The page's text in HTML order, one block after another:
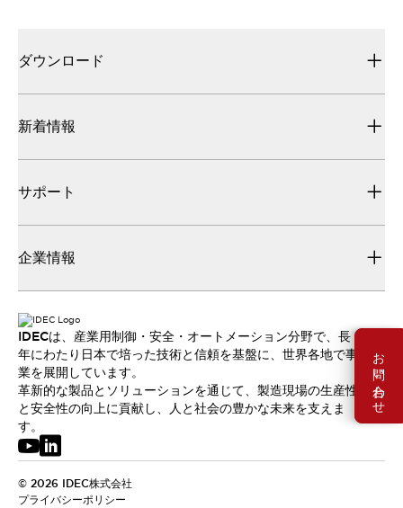
お問い合わせ
ダウンロード
新着情報
サポート
企業情報
IDECは、産業用制御・安全・オートメーション分野で、長
年にわたり日本で培った技術と信頼を基盤に、世界各地で事
業を展開しています。
革新的な製品とソリューションを通じて、製造現場の生産性
と安全性の向上に貢献し、人と社会の豊かな未来を支えま
す。
© 2026 IDEC株式会社
プライバシーポリシー